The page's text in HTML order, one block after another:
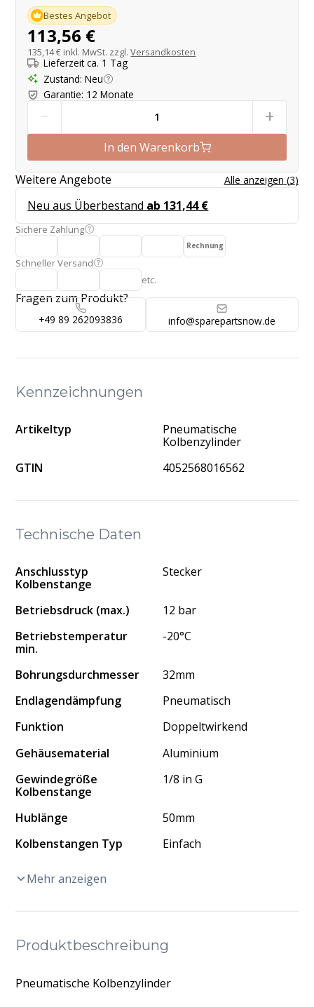
Technische Daten
Anschlusstyp
Kolbenstange
Stecker
Betriebsdruck (max.)
12 bar
Betriebstemperatur
min.
-20°C
Bohrungsdurchmesser
32mm
Endlagendämpfung
Pneumatisch
Funktion
Doppeltwirkend
Gehäusematerial
Aluminium
Gewindegröße
Kolbenstange
1/8 in G
Hublänge
50mm
Kolbenstangen Typ
Einfach
Mehr anzeigen
Produktbeschreibung
Pneumatische Kolbenzylinder
Bestes Angebot
113,56 €
135,14 € inkl. MwSt. zzgl.Versandkosten
Lieferzeit ca. 1 Tag
Zustand: Neu
Garantie: 12 Monate
- +
In den Warenkorb
Weitere Angebote Alle anzeigen (3)
Neu aus Überbestand ab 131,44 €
Sichere Zahlung
Rechnung
Schneller Versand
etc.
Fragen zum Produkt?
+49 89 262093836 info@sparepartsnow.de
Kennzeichnungen
Artikeltyp
Pneumatische
Kolbenzylinder
GTIN
4052568016562